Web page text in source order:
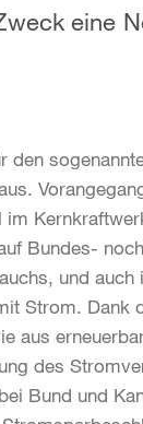
eine
den
Bundes-
und auch
Strom. Dank
aus
des
Bund und